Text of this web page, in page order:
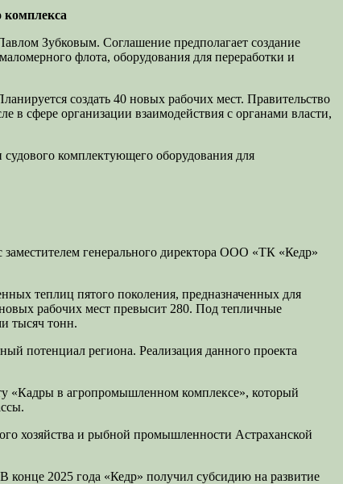
Зубковым. Соглашение предполагает создание
флота, оборудования для переработки и
создать 40 новых рабочих мест. Правительство
сфере организации взаимодействия с органами власти,
комплектующего оборудования для
генерального директора ООО «ТК «Кедр»
теплиц пятого поколения, предназначенных для
рабочих мест превысит 280. Под тепличные
тысяч тонн.
потенциал региона. Реализация данного проекта
«Кадры в агропромышленном комплексе», который
хозяйства и рыбной промышленности Астраханской
конце 2025 года «Кедр» получил субсидию на развитие